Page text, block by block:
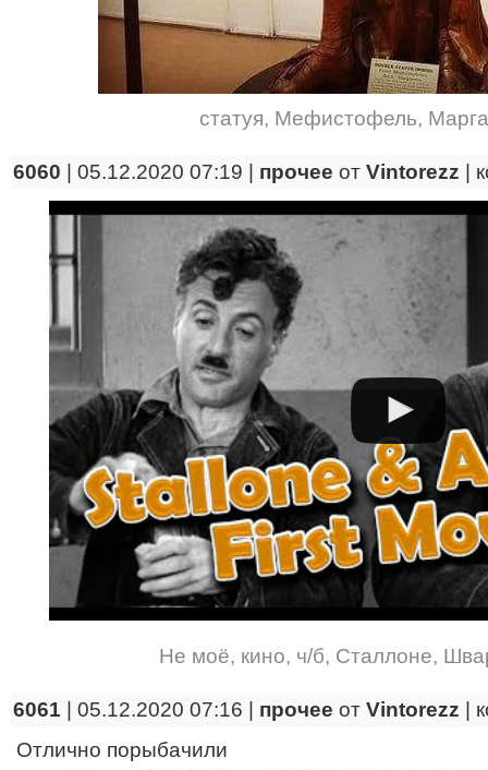
статуя, Мефистофель,
6060 | 05.12.2020 07:19 | прочее от Vintorezz
Не моё, кино, ч/б, Сталлоне,
6061 | 05.12.2020 07:16 | прочее от Vintorezz
Отлично порыбачили